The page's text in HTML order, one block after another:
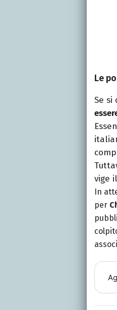
Le
Se si
vige
In
per